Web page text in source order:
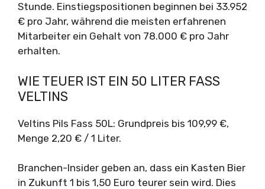
Stunde. Einstiegspositionen beginnen bei 33.952
€ pro Jahr, während die meisten erfahrenen
Mitarbeiter ein Gehalt von 78.000 € pro Jahr
erhalten.
WIE TEUER IST EIN 50 LITER FASS
VELTINS
Veltins Pils Fass 50L: Grundpreis bis 109,99 €,
Menge 2,20 € / 1 Liter.
Branchen-Insider geben an, dass ein Kasten Bier
in Zukunft 1 bis 1,50 Euro teurer sein wird. Dies